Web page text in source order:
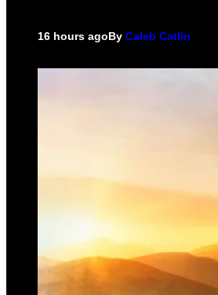
16 hours agoBy Caleb Catlin